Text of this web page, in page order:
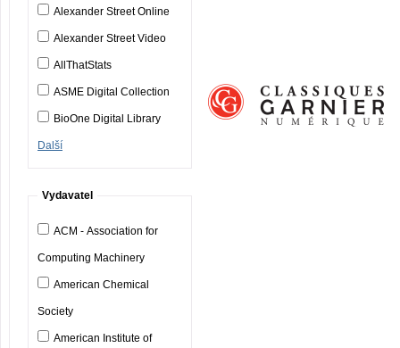
Alexander Street Online
Alexander Street Video
AllThatStats
ASME Digital Collection
BioOne Digital Library
Další
Vydavatel
ACM - Association for
Computing Machinery
American Chemical
Society
American Institute of